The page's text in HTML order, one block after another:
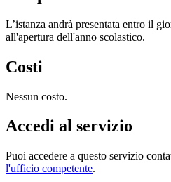
L’istanza andrà presentata entro il
all'apertura dell'anno scolastico.
Costi
Nessun costo.
Accedi al servizio
Puoi accedere a questo servizio
l'ufficio competente.